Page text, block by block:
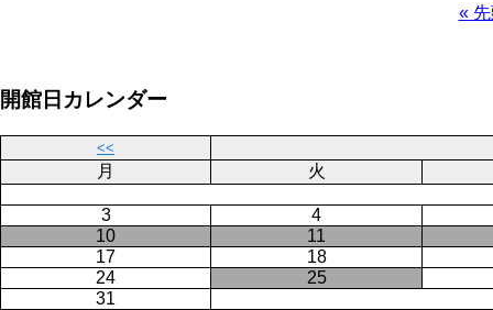
送
先
«
開館日カレンダー
<<
月 火
3
4
10
11
17
18
24
25
31